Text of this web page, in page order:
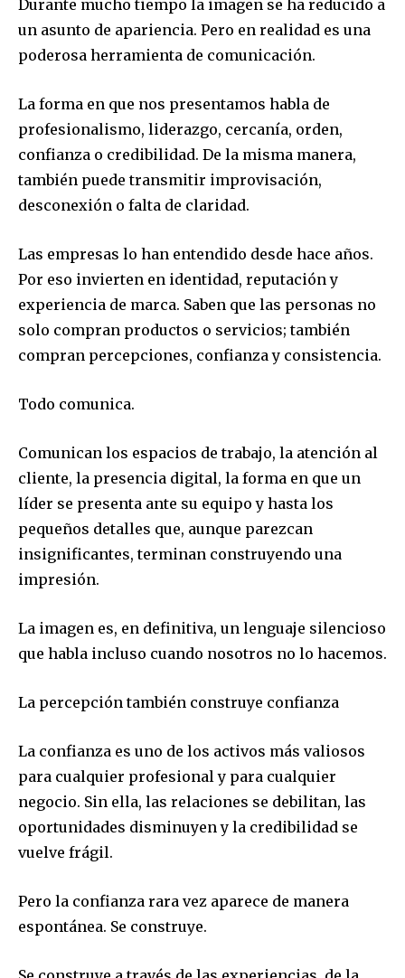
Durante mucho tiempo la imagen se ha reducido a
un asunto de apariencia. Pero en realidad es una
poderosa herramienta de comunicación.
La forma en que nos presentamos habla de
profesionalismo, liderazgo, cercanía, orden,
confianza o credibilidad. De la misma manera,
también puede transmitir improvisación,
desconexión o falta de claridad.
Las empresas lo han entendido desde hace años.
Por eso invierten en identidad, reputación y
experiencia de marca. Saben que las personas no
solo compran productos o servicios; también
compran percepciones, confianza y consistencia.
Todo comunica.
Comunican los espacios de trabajo, la atención al
cliente, la presencia digital, la forma en que un
líder se presenta ante su equipo y hasta los
pequeños detalles que, aunque parezcan
insignificantes, terminan construyendo una
impresión.
La imagen es, en definitiva, un lenguaje silencioso
que habla incluso cuando nosotros no lo hacemos.
La percepción también construye confianza
La confianza es uno de los activos más valiosos
para cualquier profesional y para cualquier
negocio. Sin ella, las relaciones se debilitan, las
oportunidades disminuyen y la credibilidad se
vuelve frágil.
Pero la confianza rara vez aparece de manera
espontánea. Se construye.